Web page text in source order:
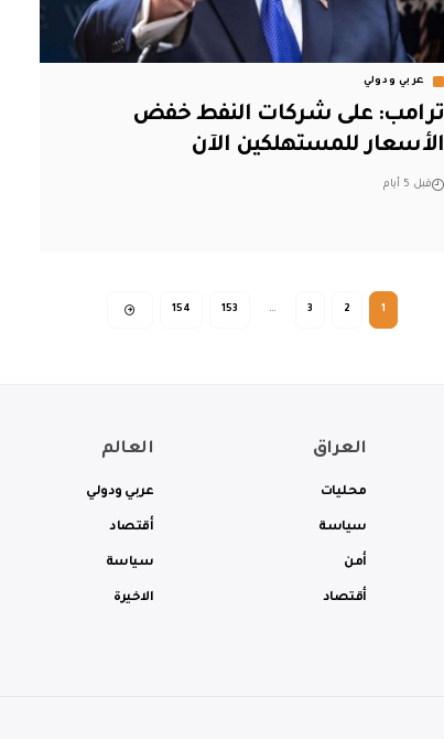
عربي ودولي
ترامب: على شركات النفط خفض
الأسعار للمستهلكين الآن
قبل 5 أيام
1
2
3
…
153
154
العراق
محليات
سياسة
أمن
أقتصاد
العالم
عربي ودولي
أقتصاد
سياسة
الاخيرة